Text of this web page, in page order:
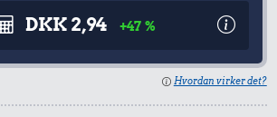
DKK 2,94 +47 %
Hvordan virker det?